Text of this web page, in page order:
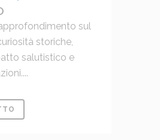
sul
storiche,
salutistico e